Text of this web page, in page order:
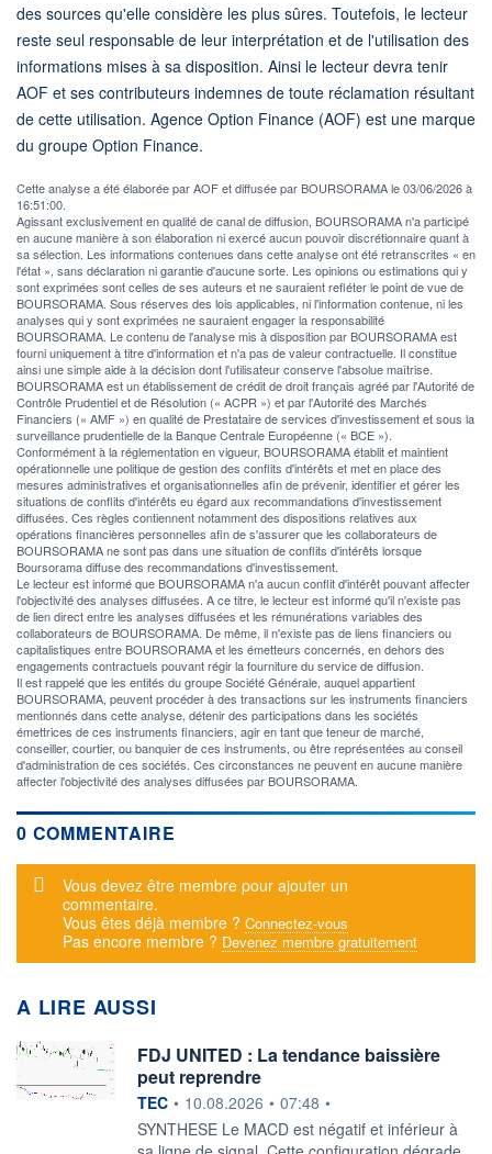
des sources qu'elle considère les plus sûres. Toutefois, le lecteur
reste seul responsable de leur interprétation et de l'utilisation des
informations mises à sa disposition. Ainsi le lecteur devra tenir
AOF et ses contributeurs indemnes de toute réclamation résultant
de cette utilisation. Agence Option Finance (AOF) est une marque
du groupe Option Finance.
Cette analyse a été élaborée par AOF et diffusée par BOURSORAMA le 03/06/2026 à
16:51:00.
Agissant exclusivement en qualité de canal de diffusion, BOURSORAMA n'a participé
en aucune manière à son élaboration ni exercé aucun pouvoir discrétionnaire quant à
sa sélection. Les informations contenues dans cette analyse ont été retranscrites « en
l'état », sans déclaration ni garantie d'aucune sorte. Les opinions ou estimations qui y
sont exprimées sont celles de ses auteurs et ne sauraient refléter le point de vue de
BOURSORAMA. Sous réserves des lois applicables, ni l'information contenue, ni les
analyses qui y sont exprimées ne sauraient engager la responsabilité
BOURSORAMA. Le contenu de l'analyse mis à disposition par BOURSORAMA est
fourni uniquement à titre d'information et n'a pas de valeur contractuelle. Il constitue
ainsi une simple aide à la décision dont l'utilisateur conserve l'absolue maîtrise.
BOURSORAMA est un établissement de crédit de droit français agréé par l'Autorité de
Contrôle Prudentiel et de Résolution (« ACPR ») et par l'Autorité des Marchés
Financiers (« AMF ») en qualité de Prestataire de services d'investissement et sous la
surveillance prudentielle de la Banque Centrale Européenne (« BCE »).
Conformément à la réglementation en vigueur, BOURSORAMA établit et maintient
opérationnelle une politique de gestion des conflits d'intérêts et met en place des
mesures administratives et organisationnelles afin de prévenir, identifier et gérer les
situations de conflits d'intérêts eu égard aux recommandations d'investissement
diffusées. Ces règles contiennent notamment des dispositions relatives aux
opérations financières personnelles afin de s'assurer que les collaborateurs de
BOURSORAMA ne sont pas dans une situation de conflits d'intérêts lorsque
Boursorama diffuse des recommandations d'investissement.
Le lecteur est informé que BOURSORAMA n'a aucun conflit d'intérêt pouvant affecter
l'objectivité des analyses diffusées. A ce titre, le lecteur est informé qu'il n'existe pas
de lien direct entre les analyses diffusées et les rémunérations variables des
collaborateurs de BOURSORAMA. De même, il n'existe pas de liens financiers ou
capitalistiques entre BOURSORAMA et les émetteurs concernés, en dehors des
engagements contractuels pouvant régir la fourniture du service de diffusion.
Il est rappelé que les entités du groupe Société Générale, auquel appartient
BOURSORAMA, peuvent procéder à des transactions sur les instruments financiers
mentionnés dans cette analyse, détenir des participations dans les sociétés
émettrices de ces instruments financiers, agir en tant que teneur de marché,
conseiller, courtier, ou banquier de ces instruments, ou être représentées au conseil
d'administration de ces sociétés. Ces circonstances ne peuvent en aucune manière
affecter l'objectivité des analyses diffusées par BOURSORAMA.
0 COMMENTAIRE
Message d'alerte
Vous devez être membre pour ajouter un
commentaire.
Vous êtes déjà membre ? Connectez-vous
Pas encore membre ? Devenez membre gratuitement
A LIRE AUSSI
FDJ UNITED : La tendance baissière
peut reprendre
information fournie par
TEC • 10.08.2026 • 07:48 •
SYNTHESE Le MACD est négatif et inférieur à